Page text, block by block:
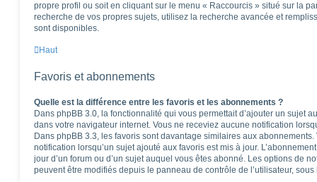
propre profil ou soit en cliquant sur le menu « Raccourcis » situé sur la
recherche de vos propres sujets, utilisez la recherche avancée et
sont disponibles.
Haut
Favoris et abonnements
Quelle est la différence entre les favoris et les abonnements ?
Dans phpBB 3.0, la fonctionnalité qui vous permettait d’ajouter un sujet
dans votre navigateur internet. Vous ne receviez aucune notification
Dans phpBB 3.3, les favoris sont davantage similaires aux
notification lorsqu’un sujet ajouté aux favoris est mis à jour.
jour d’un forum ou d’un sujet auquel vous êtes abonné. Les options de
peuvent être modifiés depuis le panneau de contrôle de l’utilisateur,